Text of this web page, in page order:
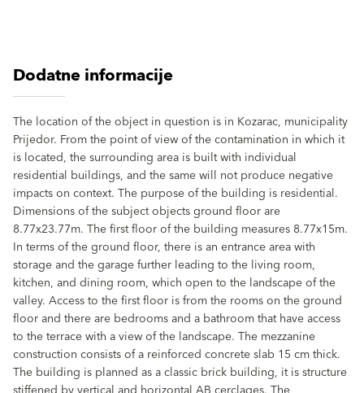
Dodatne informacije
The location of the object in question is in Kozarac, municipality
Prijedor. From the point of view of the contamination in which it
is located, the surrounding area is built with individual
residential buildings, and the same will not produce negative
impacts on context. The purpose of the building is residential.
Dimensions of the subject objects ground floor are
8.77x23.77m. The first floor of the building measures 8.77x15m.
In terms of the ground floor, there is an entrance area with
storage and the garage further leading to the living room,
kitchen, and dining room, which open to the landscape of the
valley. Access to the first floor is from the rooms on the ground
floor and there are bedrooms and a bathroom that have access
to the terrace with a view of the landscape. The mezzanine
construction consists of a reinforced concrete slab 15 cm thick.
The building is planned as a classic brick building, it is structure